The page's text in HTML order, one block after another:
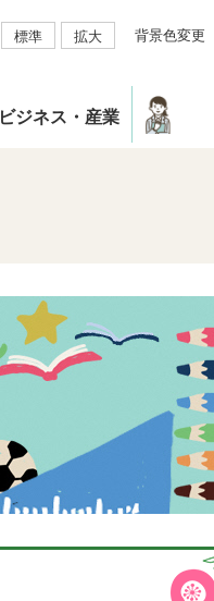
標準 拡大 背景色変更
ビジネス・産業